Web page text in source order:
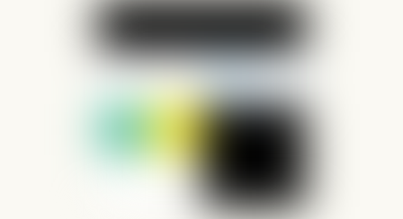
variations.
options
être
choisies
la
page